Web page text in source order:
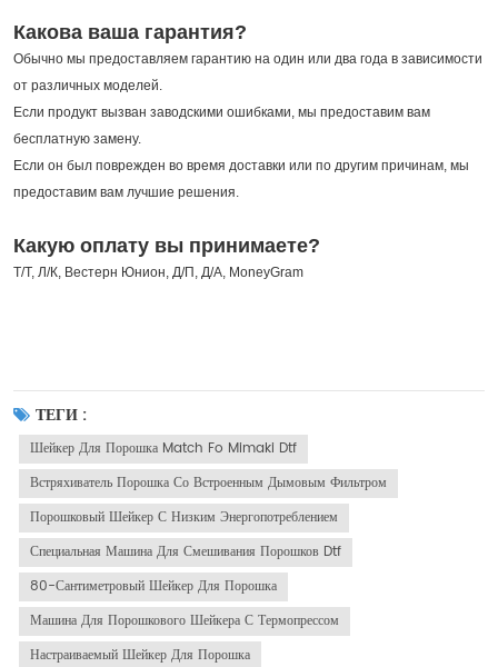
Какова ваша гарантия?
Обычно мы предоставляем гарантию на один или два года в зависимости
от различных моделей.
Если продукт вызван заводскими ошибками, мы предоставим вам
бесплатную замену.
Если он был поврежден во время доставки или по другим причинам, мы
предоставим вам лучшие решения.
Какую оплату вы принимаете?
Т/Т, Л/К, Вестерн Юнион, Д/П, Д/А, MoneyGram
ТЕГИ :
Шейкер Для Порошка Match Fo Mimaki Dtf
Встряхиватель Порошка Со Встроенным Дымовым Фильтром
Порошковый Шейкер С Низким Энергопотреблением
Специальная Машина Для Смешивания Порошков Dtf
80-Сантиметровый Шейкер Для Порошка
Машина Для Порошкового Шейкера С Термопрессом
Настраиваемый Шейкер Для Порошка